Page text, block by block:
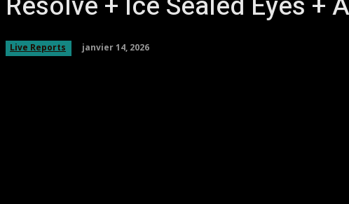
Live Reports janvier 14, 2026